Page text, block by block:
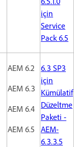
için
Service
Pack 6.5
AEM 6.2
AEM 6.3
AEM 6.4
AEM 6.5
6.3 SP3
için
Kümülatif
Düzeltme
Paketi -
AEM-
6.3.3.5